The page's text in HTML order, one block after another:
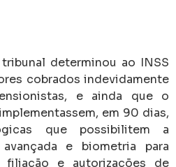
determinou ao INSS
cobrados indevidamente
e ainda que o
em 90 dias,
que possibilitem a
e biometria para
e autorizações de